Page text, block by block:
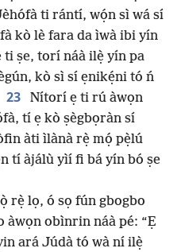
ti rántí, wọ́n sì wá sí
kò lè fara da ìwà ibi yín
ṣe, torí náà ilẹ̀ yín pa
kò sì sí ẹnikẹ́ni tó ń
23
Nítorí ẹ ti rú àwọn
tí ẹ kò ṣègbọràn sí
àti ìlànà rẹ̀ mọ́ pẹ̀lú
tí àjálù yìí fi bá yín bó ṣe
rẹ̀ lọ, ó sọ fún gbogbo
àwọn obìnrin náà pé: “Ẹ
ará Júdà tó wà ní ilẹ̀